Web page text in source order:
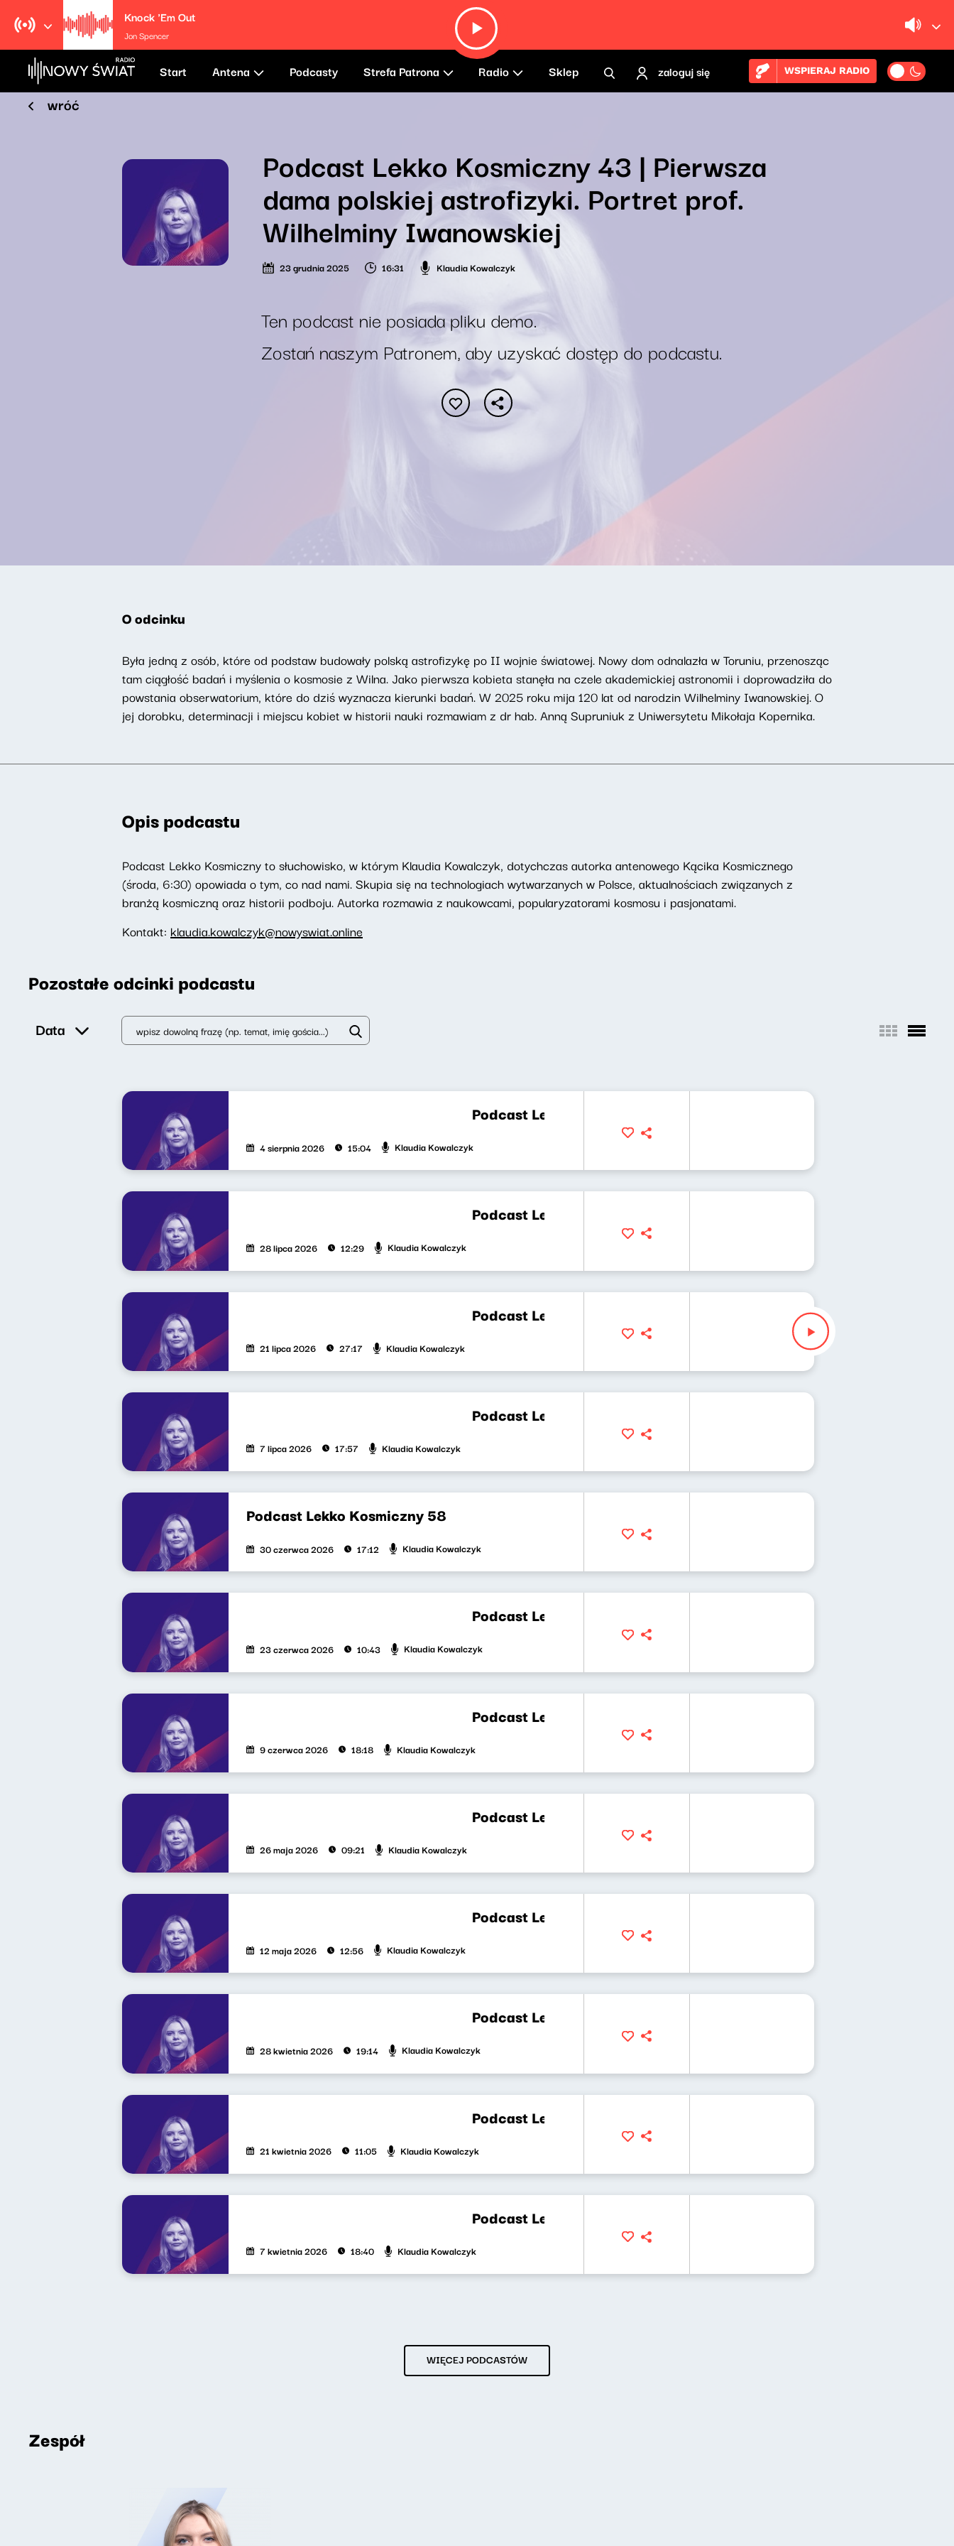
Knock 'Em Out
Jon Spencer
Start Antena Podcasty Strefa Patrona Radio Sklep zaloguj się WSPIERAJ RADIO
wróć
Podcast Lekko Kosmiczny 43 | Pierwsza
dama polskiej astrofizyki. Portret prof.
Wilhelminy Iwanowskiej​
23 grudnia 2025 16:31 Klaudia Kowalczyk
Ten podcast nie posiada pliku demo.
Zostań naszym Patronem, aby uzyskać dostęp do podcastu.
O odcinku
Była jedną z osób, które od podstaw budowały polską astrofizykę po II wojnie światowej. Nowy dom odnalazła w Toruniu, przenosząc
tam ciągłość badań i myślenia o kosmosie z Wilna. Jako pierwsza kobieta stanęła na czele akademickiej astronomii i doprowadziła do
powstania obserwatorium, które do dziś wyznacza kierunki badań. W 2025 roku mija 120 lat od narodzin Wilhelminy Iwanowskiej. O
jej dorobku, determinacji i miejscu kobiet w historii nauki rozmawiam z dr hab. Anną Supruniuk z Uniwersytetu Mikołaja Kopernika.
Opis podcastu
Podcast Lekko Kosmiczny to słuchowisko, w którym Klaudia Kowalczyk, dotychczas autorka antenowego Kącika Kosmicznego
(środa, 6:30) opowiada o tym, co nad nami. Skupia się na technologiach wytwarzanych w Polsce, aktualnościach związanych z
branżą kosmiczną oraz historii podboju. Autorka rozmawia z naukowcami, popularyzatorami kosmosu i pasjonatami.
Kontakt: klaudia.kowalczyk@nowyswiat.online
Pozostałe odcinki podcastu
Data
Podcast Lekko Kosmiczny 61 | Deszcz spadających gwiazd - skąd się biorą
4 sierpnia 2026 15:04 Klaudia Kowalczyk
Podcast Lekko Kosmiczny 62 | Jak się czujemy w kosmosie? Kontynuacja
28 lipca 2026 12:29 Klaudia Kowalczyk
Podcast Lekko Kosmiczny 60 | Co oznacza otwarcie ośrodka ESA w
21 lipca 2026 27:17 Klaudia Kowalczyk
Podcast Lekko Kosmiczny 59 | Życie w innych galaktykach - filmowa fikcja
7 lipca 2026 17:57 Klaudia Kowalczyk
Podcast Lekko Kosmiczny 58
30 czerwca 2026 17:12 Klaudia Kowalczyk
Podcast Lekko Kosmiczny 57 | Czy Chińczycy wyprzedzą Zachód w
23 czerwca 2026 10:43 Klaudia Kowalczyk
Podcast Lekko Kosmiczny 56 | Astronauci pomogą nam w poprawie
9 czerwca 2026 18:18 Klaudia Kowalczyk
Podcast Lekko Kosmiczny 55 | Jak brzmi kosmos?
26 maja 2026 09:21 Klaudia Kowalczyk
Podcast Lekko Kosmiczny 54 | O kosmicznych kopalniach
12 maja 2026 12:56 Klaudia Kowalczyk
Podcast Lekko Kosmiczny 53 | Kosmos lżejszy dla psychiki niż sądziliśmy -
28 kwietnia 2026 19:14 Klaudia Kowalczyk
Podcast Lekko Kosmiczny 52 | Czy Polak stanie na Księżycu? dr Sławosz
21 kwietnia 2026 11:05 Klaudia Kowalczyk
Podcast Lekko Kosmiczny 51 | Czy jesteśmy gotowi, by wrócić na Księżyc?
7 kwietnia 2026 18:40 Klaudia Kowalczyk
WIĘCEJ PODCASTÓW
Zespół